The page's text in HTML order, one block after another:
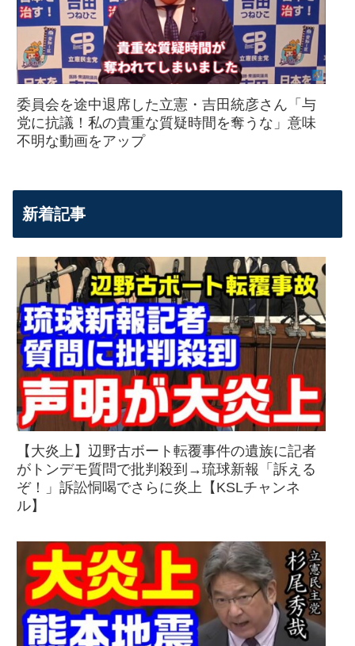
委員会を途中退席した立憲・吉田統彦さん「与
党に抗議！私の貴重な質疑時間を奪うな」意味
不明な動画をアップ
新着記事
【大炎上】辺野古ボート転覆事件の遺族に記者
がトンデモ質問で批判殺到→琉球新報「訴える
ぞ！」訴訟恫喝でさらに炎上【KSLチャンネ
ル】